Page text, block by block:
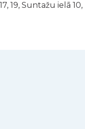
19, Suntažu ielā